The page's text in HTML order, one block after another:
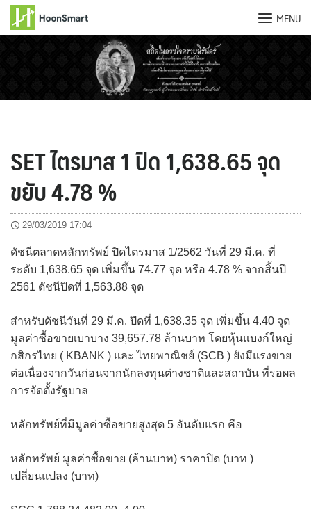
MENU
SET ไตรมาส 1 ปิด 1,638.65 จุด
ขยับ 4.78 %
29/03/2019 17:04
ดัชนีตลาดหลักทรัพย์ ปิดไตรมาส 1/2562 วันที่ 29 มี.ค. ที่
ระดับ 1,638.65 จุด เพิ่มขึ้น 74.77 จุด หรือ 4.78 % จากสิ้นปี
2561 ดัชนีปิดที่ 1,563.88 จุด
สำหรับดัชนีวันที่ 29 มี.ค. ปิดที่ 1,638.35 จุด เพิ่มขึ้น 4.40 จุด
มูลค่าซื้อขายเบาบาง 39,657.78 ล้านบาท โดยหุ้นแบงก์ใหญ่
กสิกรไทย ( KBANK ) และ ไทยพาณิชย์ (SCB ) ยังมีแรงขาย
ต่อเนื่องจากวันก่อนจากนักลงทุนต่างชาติและสถาบัน ที่รอผล
การจัดตั้งรัฐบาล
หลักทรัพย์ที่มีมูลค่าซื้อขายสูงสุด 5 อันดับแรก คือ
หลักทรัพย์ มูลค่าซื้อขาย (ล้านบาท) ราคาปิด (บาท )
เปลี่ยนแปลง (บาท)